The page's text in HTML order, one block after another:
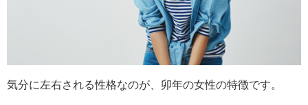
気分に左右される性格なのが、卯年の女性の特徴です。